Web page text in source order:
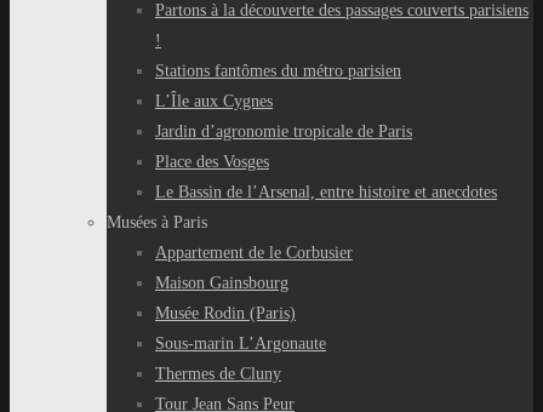
Partons à la découverte des passages couverts parisiens
!
Stations fantômes du métro parisien
L’Île aux Cygnes
Jardin d’agronomie tropicale de Paris
Place des Vosges
Le Bassin de l’Arsenal, entre histoire et anecdotes
Musées à Paris
Appartement de le Corbusier
Maison Gainsbourg
Musée Rodin (Paris)
Sous-marin L’Argonaute
Thermes de Cluny
Tour Jean Sans Peur